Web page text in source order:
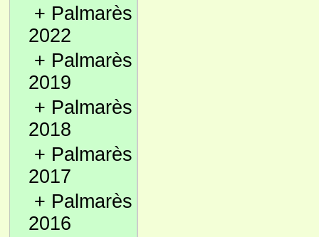
+ Palmarès
2022
+ Palmarès
2019
+ Palmarès
2018
+ Palmarès
2017
+ Palmarès
2016